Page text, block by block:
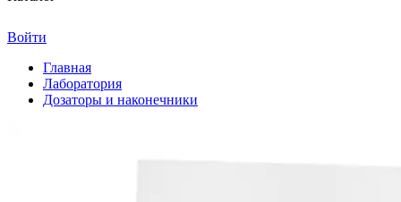
Войти
Главная
Лаборатория
Дозаторы и наконечники